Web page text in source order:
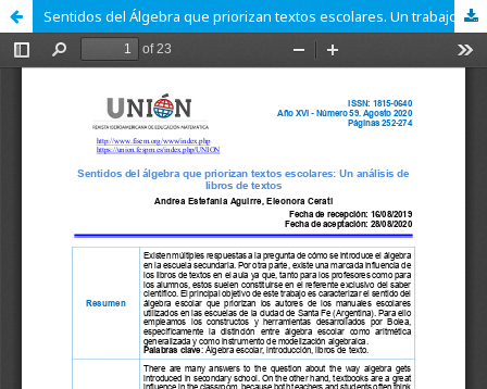
Sentidos del Álgebra que priorizan textos escolares. Un trabajo de campo.